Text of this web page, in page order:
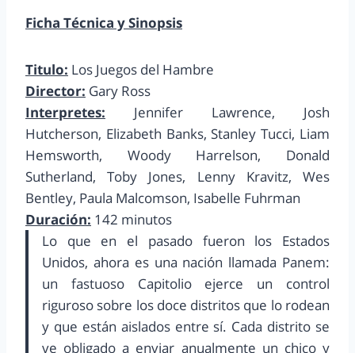
Ficha Técnica y Sinopsis
Titulo: Los Juegos del Hambre
Director: Gary Ross
Interpretes: Jennifer Lawrence, Josh
Hutcherson, Elizabeth Banks, Stanley Tucci, Liam
Hemsworth, Woody Harrelson, Donald
Sutherland, Toby Jones, Lenny Kravitz, Wes
Bentley, Paula Malcomson, Isabelle Fuhrman
Duración: 142 minutos
Lo que en el pasado fueron los Estados
Unidos, ahora es una nación llamada Panem:
un fastuoso Capitolio ejerce un control
riguroso sobre los doce distritos que lo rodean
y que están aislados entre sí. Cada distrito se
ve obligado a enviar anualmente un chico y